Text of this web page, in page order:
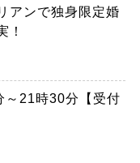
アンで独身限定婚
！
21時30分【受付